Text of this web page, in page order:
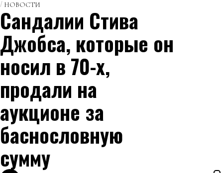
НОВОСТИ
Сандалии Стива
Джобса, которые он
носил в 70-х,
продали на
аукционе за
баснословную
сумму